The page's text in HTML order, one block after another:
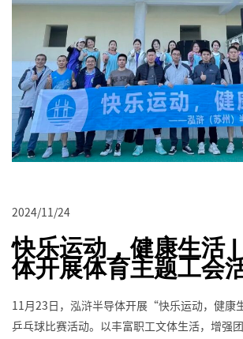
2024/11/24
快乐运动，健康生活
体开展体育主题工会
11月23日，泓浒半导体开展“快乐运动，健康
乒乓球比赛活动。以丰富职工文体生活，增强